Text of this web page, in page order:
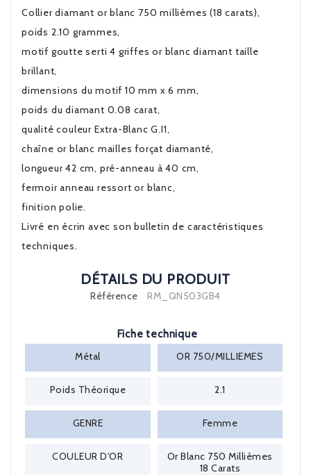
Collier diamant or blanc 750 millièmes (18 carats),
poids 2.10 grammes,
motif goutte serti 4 griffes or blanc diamant taille
brillant,
dimensions du motif 10 mm x 6 mm,
poids du diamant 0.08 carat,
qualité couleur Extra-Blanc G.I1,
chaîne or blanc mailles forçat diamanté,
longueur 42 cm, pré-anneau à 40 cm,
fermoir anneau ressort or blanc,
finition polie.
Livré en écrin avec son bulletin de caractéristiques
techniques.
DÉTAILS DU PRODUIT
Référence RM_QN503GB4
Fiche technique
Métal
OR 750/MILLIEMES
Poids Théorique 2.1
GENRE Femme
COULEUR D'OR
Or Blanc 750 Millièmes
18 Carats